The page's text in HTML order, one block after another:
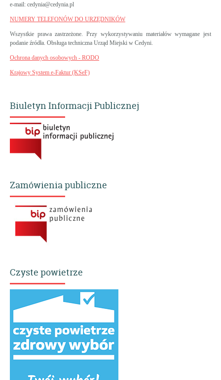
e-mail: cedynia@cedynia.pl
NUMERY TELEFONÓW DO URZĘDNIKÓW
Wszystkie prawa zastrzeżone. Przy wykorzystywaniu materiałów wymagane jest
podanie źródła. Obsługa techniczna Urząd Miejski w Cedyni.
Ochrona danych osobowych - RODO
Krajowy System e-Faktur (KSeF)
Biuletyn Informacji Publicznej
Zamówienia publiczne
Czyste powietrze